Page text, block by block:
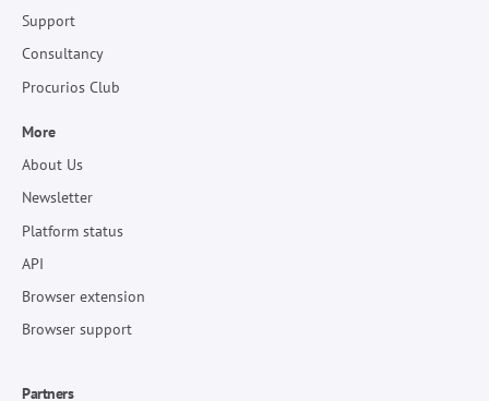
Support
Consultancy
Procurios Club
More
About Us
Newsletter
Platform status
API
Browser extension
Browser support
Partners